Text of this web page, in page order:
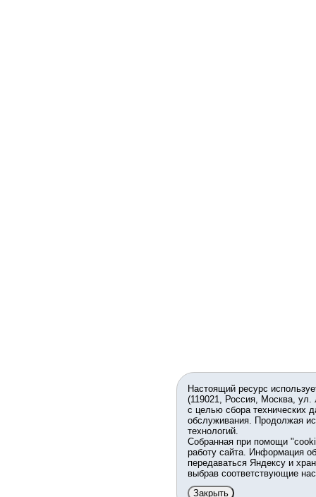
Настоящий ресурс
(119021, Россия, Москва,
с целью сбора технических
обслуживания. Продолжая
технологий.
Собранная при помощи
работу сайта. Информация
передаваться Яндексу и
выбрав соответствующие
Закрыть